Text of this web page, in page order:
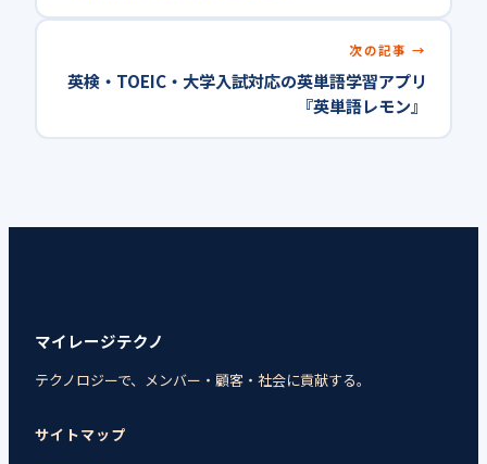
次の記事
英検・TOEIC・大学入試対応の英単語学習アプリ
『英単語レモン』
マイレージテクノ
テクノロジーで、メンバー・顧客・社会に貢献する。
サイトマップ